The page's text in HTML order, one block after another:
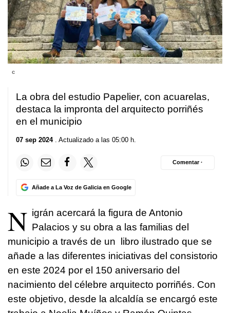
c
La obra del estudio Papelier, con acuarelas,
destaca la impronta del arquitecto porriñés
en el municipio
07 sep 2024. Actualizado a las 05:00 h.
Añade a La Voz de Galicia en Google
Comentar ·
N igrán acercará la figura de Antonio
Palacios y su obra a las familias del
municipio a través de un libro ilustrado que se
añade a las diferentes iniciativas del consistorio
en este 2024 por el 150 aniversario del
nacimiento del célebre arquitecto porriñés. Con
este objetivo, desde la alcaldía se encargó este